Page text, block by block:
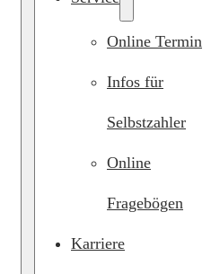
Online Termin
Infos für
Selbstzahler
Online
Fragebögen
Karriere